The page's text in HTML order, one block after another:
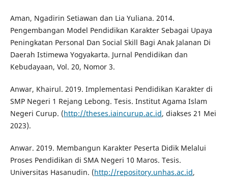
Aman, Ngadirin Setiawan dan Lia Yuliana. 2014.
Pengembangan Model Pendidikan Karakter Sebagai Upaya
Peningkatan Personal Dan Social Skill Bagi Anak Jalanan Di
Daerah Istimewa Yogyakarta. Jurnal Pendidikan dan
Kebudayaan, Vol. 20, Nomor 3.
Anwar, Khairul. 2019. Implementasi Pendidikan Karakter di
SMP Negeri 1 Rejang Lebong. Tesis. Institut Agama Islam
Negeri Curup. (http://theses.iaincurup.ac.id, diakses 21 Mei
2023).
Anwar. 2019. Membangun Karakter Peserta Didik Melalui
Proses Pendidikan di SMA Negeri 10 Maros. Tesis.
Universitas Hasanudin. (http://repository.unhas.ac.id,